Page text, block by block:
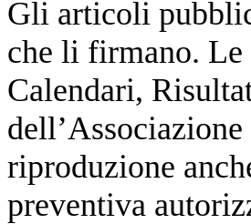
Gli articoli
che li firmano.
Calendari,
riproduzione
preventiva